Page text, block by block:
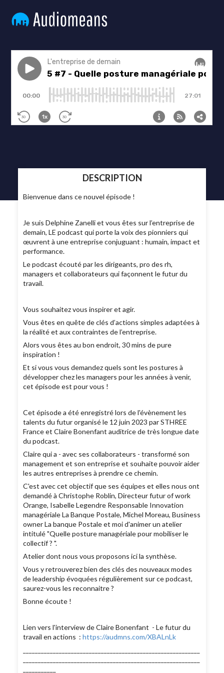
DESCRIPTION
Bienvenue dans ce nouvel épisode !
Je suis Delphine Zanelli et vous êtes sur l’entreprise de
demain, LE podcast qui porte la voix des pionniers qui
œuvrent à une entreprise conjuguant : humain, impact et
performance.
Le podcast écouté par les dirigeants, pro des rh,
managers et collaborateurs qui façonnent le futur du
travail.
Vous souhaitez vous inspirer et agir.
Vous êtes en quête de clés d’actions simples adaptées à
la réalité et aux contraintes de l’entreprise.
Alors vous êtes au bon endroit, 30 mins de pure
inspiration !
Et si vous vous demandez quels sont les postures à
développer chez les managers pour les années à venir,
cet épisode est pour vous !
Cet épisode a été enregistré lors de l'évènement les
talents du futur organisé le 12 juin 2023 par STHREE
France et Claire Bonenfant auditrice de très longue date
du podcast.
Claire qui a - avec ses collaborateurs - transformé son
management et son entreprise et souhaite pouvoir aider
les autres entreprises à prendre ce chemin.
C'est avec cet objectif que ses équipes et elles nous ont
demandé à Christophe Roblin, Directeur futur of work
Orange, Isabelle Legendre Responsable Innovation
managériale La Banque Postale, Michel Moreau, Business
owner La banque Postale et moi d'animer un atelier
intitulé "Quelle posture managériale pour mobiliser le
collectif ? ".
Atelier dont nous vous proposons ici la synthèse.
Vous y retrouverez bien des clés des nouveaux modes
de leadership évoquées régulièrement sur ce podcast,
saurez-vous les reconnaitre ?
Bonne écoute !
Lien vers l'interview de Claire Bonenfant - Le futur du
travail en actions :https://audmns.com/XBALnLk